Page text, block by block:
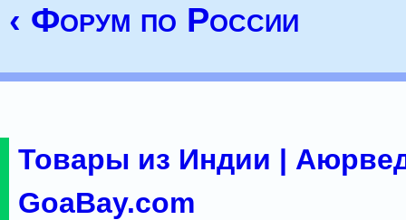
‹ Форум по России
Товары из Индии |
GoaBay.com